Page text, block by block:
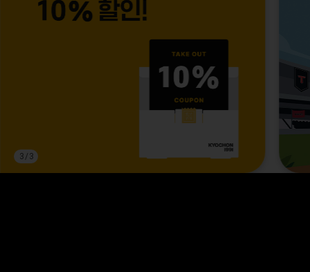
3/ 3